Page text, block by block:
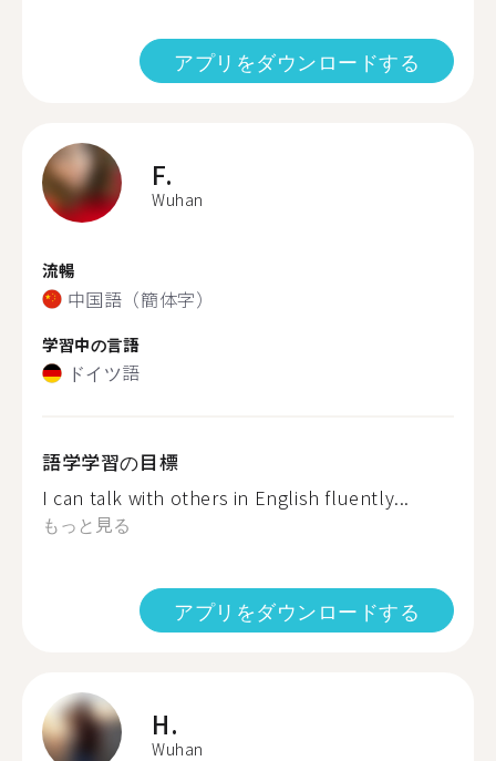
アプリをダウンロードする
F.
Wuhan
流暢
中国語（簡体字）
学習中の言語
ドイツ語
語学学習の目標
I can talk with others in English fluently...
もっと見る
アプリをダウンロードする
H.
Wuhan